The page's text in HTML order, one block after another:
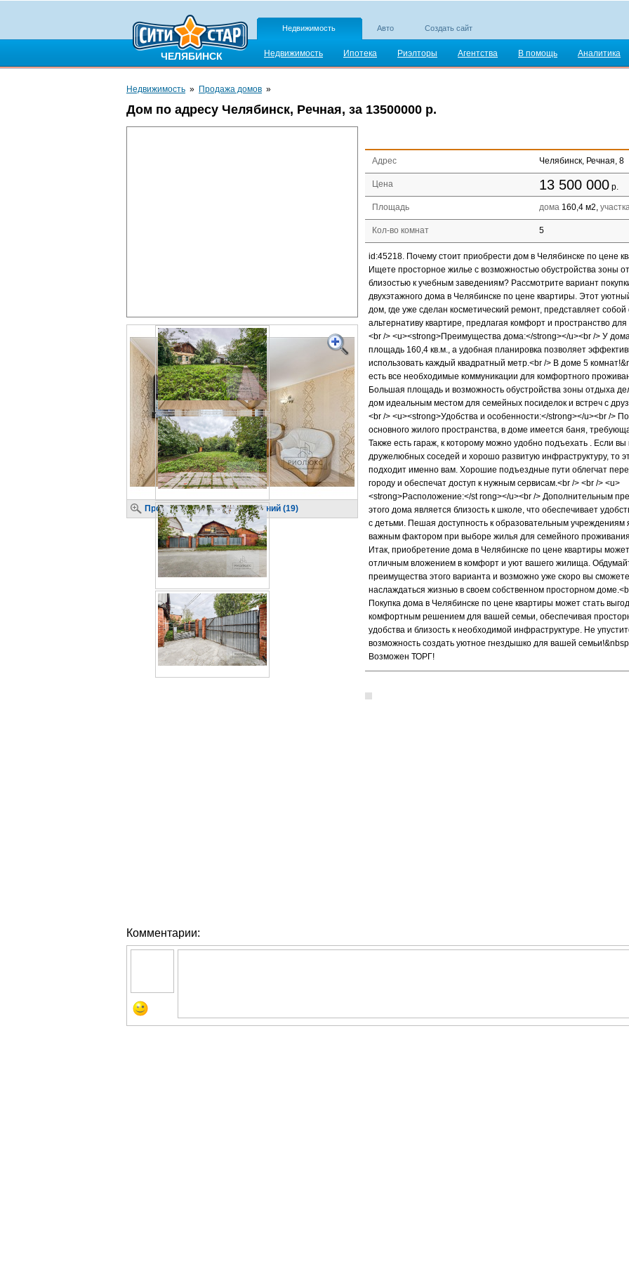
ЧЕЛЯБИНСК
Недвижимость Авто Создать сайт
Недвижимость Ипотека Риэлторы Агентства В помощь Аналитика
Недвижимость » Продажа домов »
Дом по адресу Челябинск, Речная, за 13500000 р.
Просмотр крупных изображений (19)
Адрес Челябинск, Речная, 8
Цена 13 500 000 р.
Площадь дома 160,4 м2,
Кол-во комнат 5
id:45218. Почему стоит приобрести дом в Челябинске по цене
Ищете просторное жилье с возможностью обустройства зоны
близостью к учебным заведениям? Рассмотрите вариант
двухэтажного дома в Челябинске по цене квартиры. Этот
дом, где уже сделан косметический ремонт, представляет
альтернативу квартире, предлагая комфорт и пространство
<br /> <u><strong>Преимущества дома:</strong></u><br /> У
площадь 160,4 кв.м., а удобная планировка позволяет
использовать каждый квадратный метр.<br /> В доме 5
есть все необходимые коммуникации для комфортного
Большая площадь и возможность обустройства зоны отдыха
дом идеальным местом для семейных посиделок и встреч с
<br /> <u><strong>Удобства и особенности:</strong></u><br />
основного жилого пространства, в доме имеется баня,
Также есть гараж, к которому можно удобно подъехать . Если вы
дружелюбных соседей и хорошо развитую инфраструктуру, то
подходит именно вам. Хорошие подъездные пути облегчат
городу и обеспечат доступ к нужным сервисам.<br /> <br /> <u>
<strong>Расположение:</st rong></u><br /> Дополнительным
этого дома является близость к школе, что обеспечивает
с детьми. Пешая доступность к образовательным учреждениям
важным фактором при выборе жилья для семейного
Итак, приобретение дома в Челябинске по цене квартиры
отличным вложением в комфорт и уют вашего жилища.
преимущества этого варианта и возможно уже скоро вы сможете
наслаждаться жизнью в своем собственном просторном
Покупка дома в Челябинске по цене квартиры может стать
комфортным решением для вашей семьи, обеспечивая
удобства и близость к необходимой инфраструктуре. Не
возможность создать уютное гнездышко для вашей
Возможен ТОРГ!
Комментарии: